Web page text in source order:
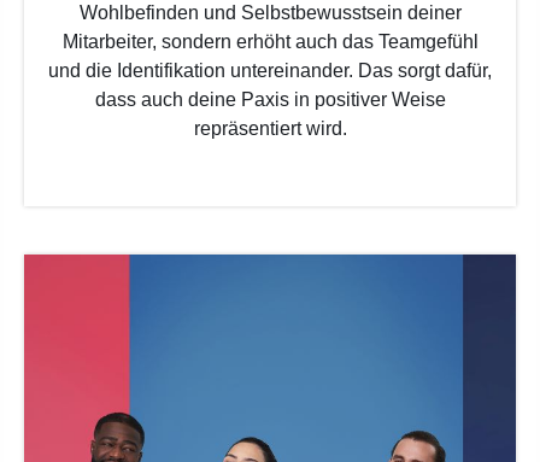
Wohlbefinden und Selbstbewusstsein deiner
Mitarbeiter, sondern erhöht auch das Teamgefühl
und die Identifikation untereinander. Das sorgt dafür,
dass auch deine Paxis in positiver Weise
repräsentiert wird.